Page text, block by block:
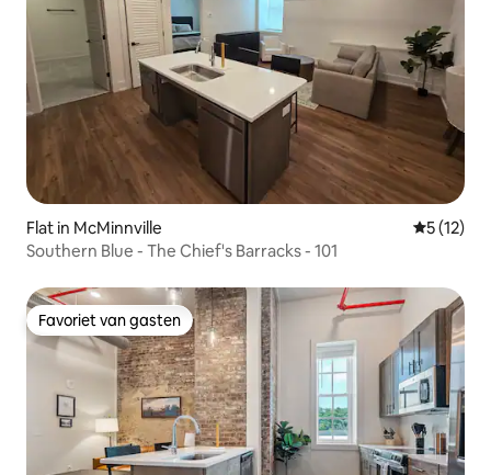
Flat in McMinnville
5 (12)
Southern Blue - The Chief's Barracks - 101
Favoriet van gasten
Favoriet van gasten